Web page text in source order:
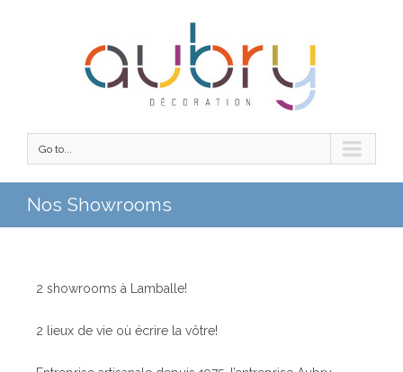
Go to...
Nos Showrooms
2 showrooms à Lamballe!
2 lieux de vie où écrire la vôtre!